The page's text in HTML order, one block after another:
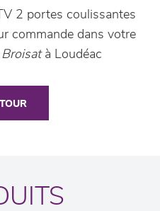
2 portes coulissantes
commande dans votre
à Loudéac